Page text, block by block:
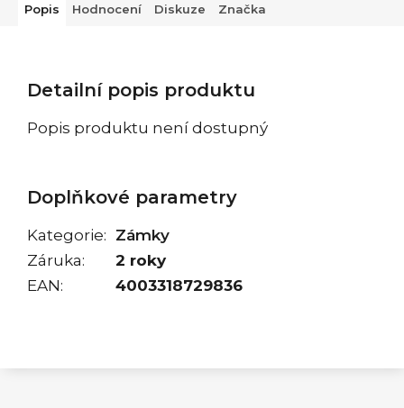
Popis Hodnocení Diskuze Značka
Detailní popis produktu
Popis produktu není dostupný
Doplňkové parametry
Kategorie: Zámky
Záruka:
2 roky
EAN: 4003318729836